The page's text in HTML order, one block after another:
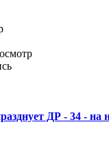
ДР - 34 - на